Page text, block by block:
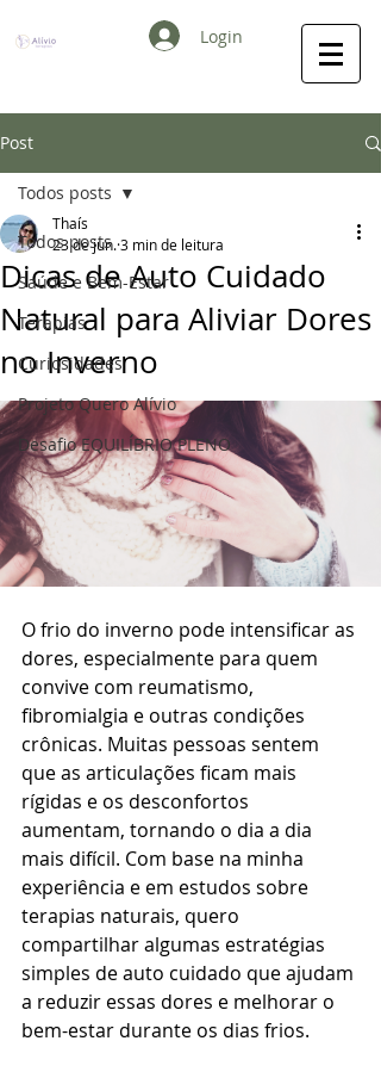
Login
Post
Todos posts
Saúde e Bem-Estar
Terapias
Curiosidades
Projeto Quero Alívio
Desafio EQUILÍBRIO PLENO
Todos posts
Dicas de Auto Cuidado
Natural para Aliviar Dores
no Inverno
Thaís
23 de jun.3 min de leitura
O frio do inverno pode intensificar as
dores, especialmente para quem
convive com reumatismo,
fibromialgia e outras condições
crônicas. Muitas pessoas sentem
que as articulações ficam mais
rígidas e os desconfortos
aumentam, tornando o dia a dia
mais difícil. Com base na minha
experiência e em estudos sobre
terapias naturais, quero
compartilhar algumas estratégias
simples de auto cuidado que ajudam
a reduzir essas dores e melhorar o
bem-estar durante os dias frios.